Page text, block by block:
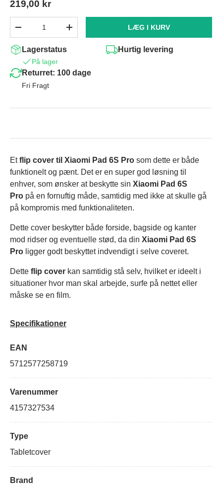
219,00 kr
-
+ LÆG I KURV
Lagerstatus
På lager
Hurtig levering
Returret: 100 dage
Fri Fragt
Etflip cover til Xiaomi Pad 6S Pro som dette er både
funktionelt og pænt. Det er en super god løsning til
enhver, som ønsker at beskytte sin Xiaomi Pad 6S
Pro på en fornuftig måde, samtidig med ikke at skulle gå
på kompromis med funktionaliteten.
Dette cover beskytter både forside, bagside og kanter
mod ridser og eventuelle stød, da din Xiaomi Pad 6S
Pro ligger godt beskyttet indvendigt i selve coveret.
Dette flip cover kan samtidig stå selv, hvilket er ideelt i
situationer hvor man skal arbejde, surfe på nettet eller
måske se en film.
Specifikationer
EAN
5712577258719
Varenummer
4157327534
Type
Tabletcover
Brand